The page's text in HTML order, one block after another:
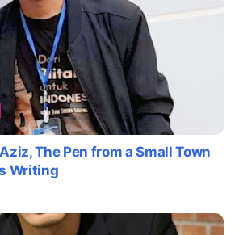
The Pen from a Small Town
Writing